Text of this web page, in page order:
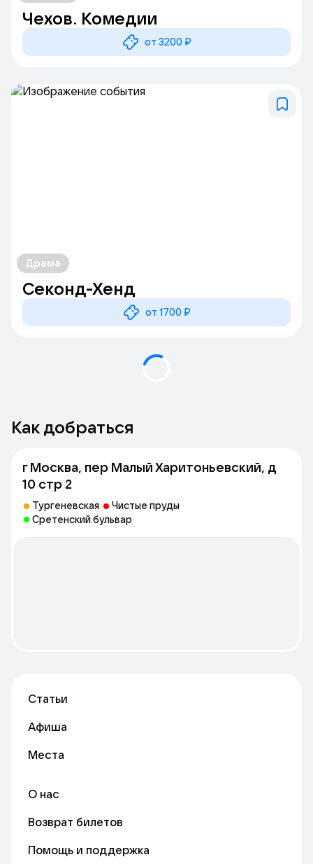
Чехов. Комедии
от 3200 ₽
Драма
Секонд-Хенд
от 1700 ₽
Как добраться
г Москва, пер Малый Харитоньевский, д
10 стр 2
Тургеневская
Чистые пруды
Сретенский бульвар
Статьи
Афиша
Места
О нас
Возврат билетов
Помощь и поддержка